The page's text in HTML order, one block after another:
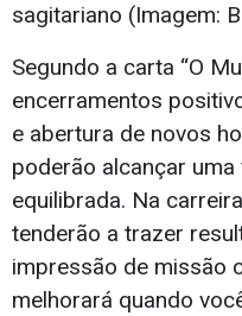
sagitariano (Imagem:
Segundo a carta “O
encerramentos
e abertura de novos
poderão alcançar
equilibrada. Na
tenderão a trazer
impressão de missão
melhorará quando